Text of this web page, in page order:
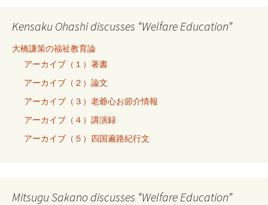
Kensaku Ohashi discusses “Welfare Education”
大橋謙策の福祉教育論
アーカイブ（１）著書
アーカイブ（２）論文
アーカイブ（３）老爺心お節介情報
アーカイブ（４）講演録
アーカイブ（５）四国遍路紀行文
Mitsugu Sakano discusses “Welfare Education”